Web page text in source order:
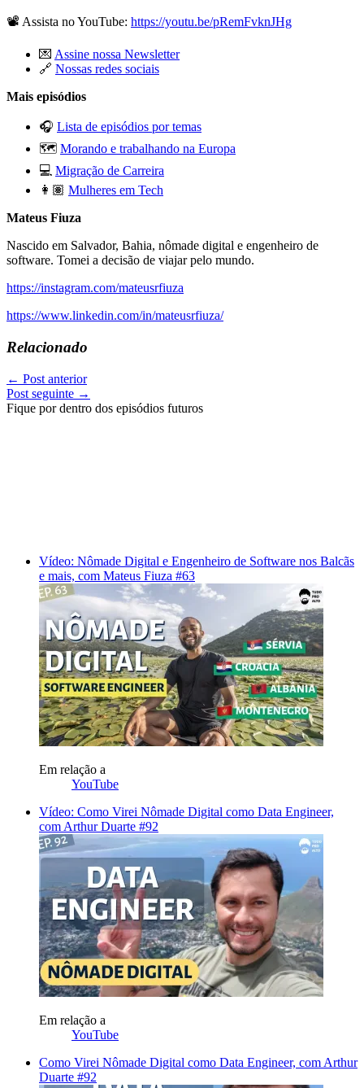
📽 Assista no YouTube: https://youtu.be/pRemFvknJHg
💌 Assine nossa Newsletter
🔗 Nossas redes sociais
Mais episódios
🎧 Lista de episódios por temas
🗺️ Morando e trabalhando na Europa
💻 Migração de Carreira
👩🏽 Mulheres em Tech
Mateus Fiuza
Nascido em Salvador, Bahia, nômade digital e engenheiro de
software. Tomei a decisão de viajar pelo mundo.
https://instagram.com/mateusrfiuza
https://www.linkedin.com/in/mateusrfiuza/
Relacionado
← Post anterior
Post seguinte →
Fique por dentro dos episódios futuros
Vídeo: Nômade Digital e Engenheiro de Software nos Balcãs
e mais, com Mateus Fiuza #63
Em relação a
YouTube
Vídeo: Como Virei Nômade Digital como Data Engineer,
com Arthur Duarte #92
Em relação a
YouTube
Como Virei Nômade Digital como Data Engineer, com Arthur
Duarte #92